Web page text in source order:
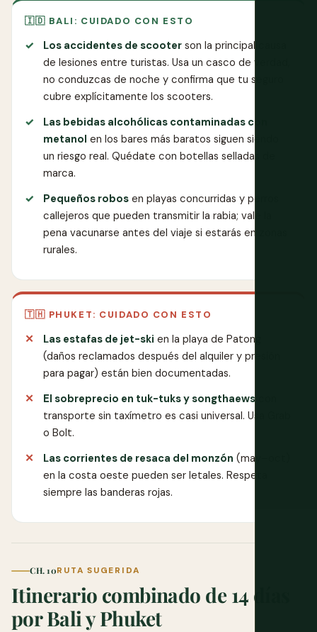
🇮🇩 BALI: CUIDADO CON ESTO
Los accidentes de scooter son la principal causa
de lesiones entre turistas. Usa un casco de verdad,
no conduzcas de noche y confirma que tu seguro
cubre explícitamente los scooters.
Las bebidas alcohólicas contaminadas con
metanol en los bares más baratos siguen siendo
un riesgo real. Quédate con botellas selladas de
marca.
Pequeños robos en playas concurridas y perros
callejeros que pueden transmitir la rabia; vale la
pena vacunarse antes del viaje si estarás en zonas
rurales.
🇹🇭 PHUKET: CUIDADO CON ESTO
Las estafas de jet-ski en la playa de Patong
(daños reclamados después del alquiler y presión
para pagar) están bien documentadas.
El sobreprecio en tuk-tuks y songthaews
transporte sin taxímetro es casi universal. Usa Grab
o Bolt.
Las corrientes de resaca del monzón (may–oct)
en la costa oeste pueden ser letales. Respeta
siempre las banderas rojas.
CH. 10RUTA SUGERIDA
Itinerario combinado de 14 días
por Bali y Phuket